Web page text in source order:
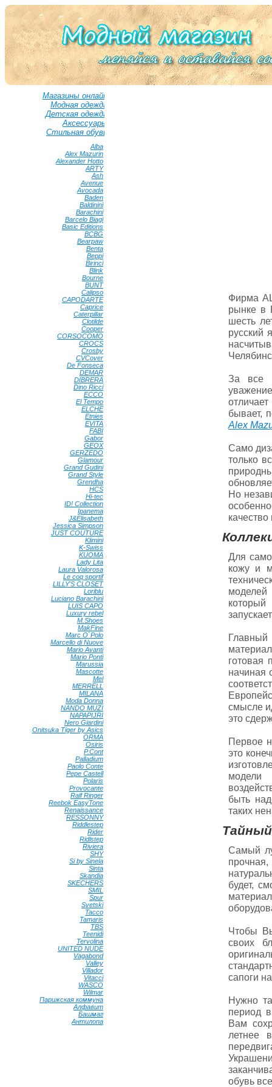
Фирма
рынке в
шесть
русский
За все
бывает,
Alex
Само
только
Но
Для
кожу и
моделей
который
Главный
готовая
начиная
смысле
это
Первое
это
модели
быть
таких
Самый
будет,
Чтобы
своих
сапоги
Нужно
период
Вам
летнее
обувь
Магазины онлайн
Модная одежда
Детская одежда
Аксессуары
Стильная обувь
Alba
Alex Mazurin
Alexander Hotto
ARTY•
Ash
Avenue
Avocada
Baden
Baldinini•
Barachini•
Barcelo Biagi•
Basic Editions
BCBG
Bearpaw•
Benta
Beppi•
Birinci•
Blink
Bourne
BUNT•
Calipso
CAPODARTE•
Caprice
Caterpillar
Clotilde
Cooper
CORSOCOMO
CROCS
Crosby
CVCover
De Fonseca
DEMAR
DIBRERA
Dino Ricci•
ECCO
El Tempo
ELCHE•
Etnies
EVITA
FABI
Gabor
GEOX•
GERZEDO
Glamour
Grand Gudini•
Grand Style
Grendha
HCS
Hi-tec
ID! Collection
Ipanema
J&Elisabeth
Jessica Simpson
JUST COUTURE•
Klimini•
K-Swiss
KUOMA
Lady Lita
Laura Valorosa
Le coq sportif•
LILLY'S CLOSET•
Loriblu
Luciano Barachini•
LUIS CAPO
Luxury rebel•
M.Shoes
MakFine
Marc O`Polo
Marcello di Nuove
Mario Avanti•
Mario Ponti•
Marussia
Mascotte
Mel•
MERRELL
MILANA
Moda Donna
NANDO MUZI
NAPAPIJRI
Nero Giardini•
Onitsuka Tiger by Asics
ORMA
Osiris
P.Cont•
Palladium
Paolo Conte
Pepe Castell•
Polaris
Provocante
Ralf Ringer
Reebok EasyTone
Renaissance
RESSONNY•
Riddlestep
Rider
Ridlstep
Riviera
SHY•
Si by Sinela
Sinta
Skandia
SKECHERS
SMIL
Spur
Svetski•
Tacco
Tamaris
TBS
Teenidi•
Tervolina
UNITED NUDE•
Vagabond•
Valley
Villador
Vitacci•
WASCO
Wilmar
Парижская коммуна
Алфавит
Башмаг•
Антилопа